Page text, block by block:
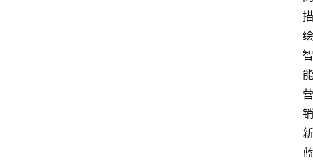
描
绘
智
能
营
销
新
蓝